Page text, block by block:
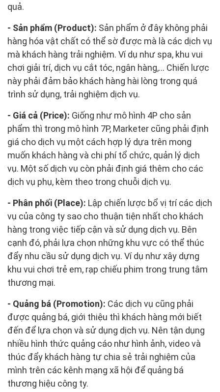
quả.
- Sản phẩm (Product): Sản phẩm ở đây không phải
hàng hóa vật chất có thể sờ được mà là các dịch vụ
mà khách hàng trải nghiệm. Ví dụ như spa, khu vui
chơi giải trí, dịch vụ cắt tóc, ngân hàng,... Chiến lược
này phải đảm bảo khách hàng hài lòng trong quá
trình sử dụng, trải nghiệm dịch vụ.
- Giá cả (Price): Giống như mô hình 4P cho sản
phẩm thì trong mô hình 7P, Marketer cũng phải định
giá cho dịch vụ một cách hợp lý dựa trên mong
muốn khách hàng và chi phí tổ chức, quản lý dịch
vụ. Một số dịch vụ còn phải định giá thêm cho các
dịch vụ phụ, kèm theo trong chuỗi dịch vụ.
- Phân phối (Place): Lập chiến lược bổ vị trí các dịch
vụ của công ty sao cho thuận tiện nhất cho khách
hàng trong việc tiếp cận và sử dụng dịch vụ. Bên
cạnh đó, phải lựa chọn những khu vực có thể thúc
đẩy nhu cầu sử dụng dịch vụ. Ví dụ như xây dựng
khu vui chơi trẻ em, rạp chiếu phim trong trung tâm
thương mại.
- Quảng bá (Promotion): Các dịch vụ cũng phải
được quảng bá, giới thiệu thì khách hàng mới biết
đến để lựa chọn và sử dụng dịch vụ. Nên tận dụng
nhiều hình thức quảng cáo như hình ảnh, video và
thúc đẩy khách hàng tự chia sẻ trải nghiệm của
mình trên các kênh mạng xã hội để quảng bá
thương hiệu công ty.